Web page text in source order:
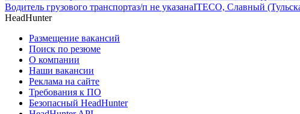
Водитель грузового транспортаз/п не указанаITECO, Славный
HeadHunter
Размещение вакансий
Поиск по резюме
О компании
Наши вакансии
Реклама на сайте
Требования к ПО
Безопасный HeadHunter